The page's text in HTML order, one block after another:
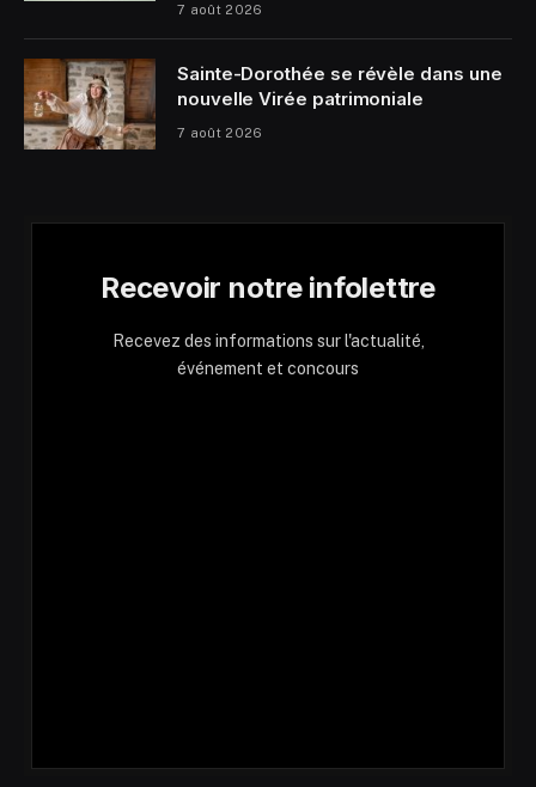
7 août 2026
Sainte-Dorothée se révèle dans une
nouvelle Virée patrimoniale
7 août 2026
Recevoir notre infolettre
Recevez des informations sur l'actualité,
événement et concours